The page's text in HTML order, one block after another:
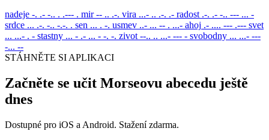
nadeje -. .- -.. . .--- . mir -- .. .-. vira ...- .. .-. .- radost .-. .- -.. --- ... -
srdce ... .-. -.. -.-. . sen ... . -. usmev ..- ... -- . ...- ahoj .- .... --- .--- svet
... ...- . - stastny ... - .- ... - -. -. zivot --.. .. ...- --- - svobodny ... ...- ---
-... --
STÁHNĚTE SI APLIKACI
Začněte se učit Morseovu abecedu ještě
dnes
Dostupné pro iOS a Android. Stažení zdarma.